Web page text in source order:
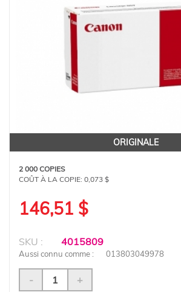
ORIGINALE
2 000 COPIES
COÛT À LA COPIE: 0,073 $
146,51 $
SKU : 4015809
Aussi connu comme : 013803049978
- +